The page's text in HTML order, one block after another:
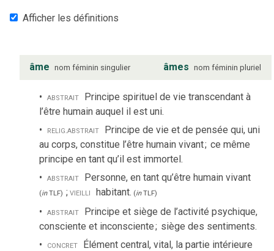
Afficher les définitions
âme nom féminin singulier âmes nom féminin pluriel
abstrait Principe spirituel de vie transcendant à
l’être humain auquel il est uni.
relig.abstrait Principe de vie et de pensée qui, uni
au corps, constitue l’être humain vivant; ce même
principe en tant qu’il est immortel.
abstrait Personne, en tant qu’être humain vivant
(inTLF) ;vieilli habitant. (inTLF)
abstrait Principe et siège de l’activité psychique,
consciente et inconsciente; siège des sentiments.
concret Élément central, vital, la partie intérieure